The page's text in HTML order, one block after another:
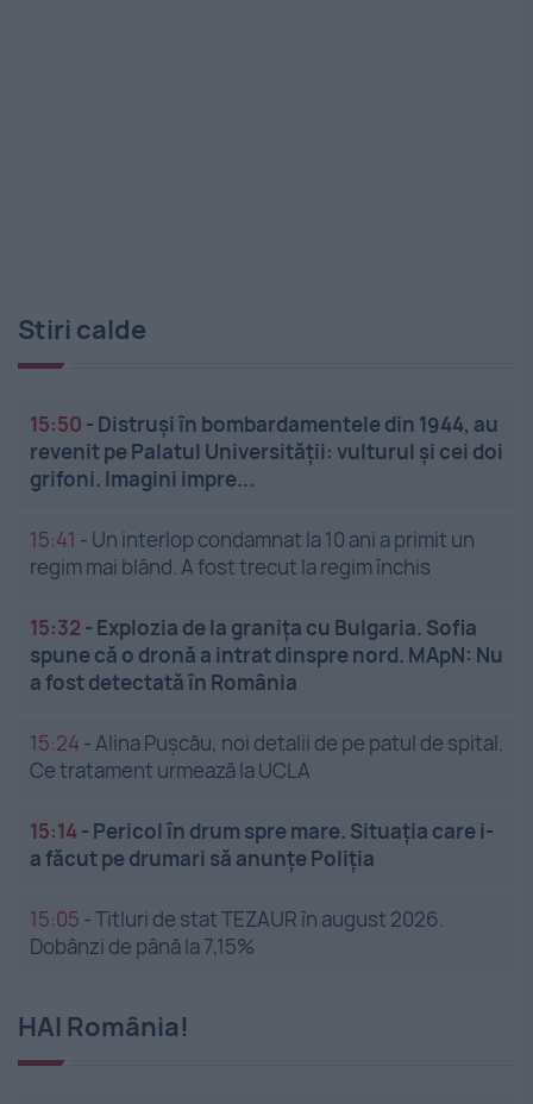
Stiri calde
15:50 - Distruși în bombardamentele din 1944, au
revenit pe Palatul Universității: vulturul și cei doi
grifoni. Imagini impre...
15:41 - Un interlop condamnat la 10 ani a primit un
regim mai blând. A fost trecut la regim închis
15:32 - Explozia de la granița cu Bulgaria. Sofia
spune că o dronă a intrat dinspre nord. MApN: Nu
a fost detectată în România
15:24 -Alina Pușcău, noi detalii de pe patul de spital.
Ce tratament urmează la UCLA
15:14- Pericol în drum spre mare. Situația care i-
a făcut pe drumari să anunțe Poliția
15:05 -Titluri de stat TEZAUR în august 2026.
Dobânzi de până la 7,15%
HAI România!